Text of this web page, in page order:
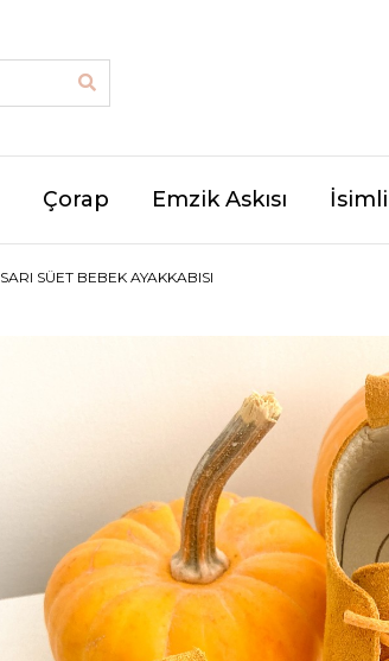
Çorap Emzik Askısı
SARI SÜET BEBEK AYAKKABISI